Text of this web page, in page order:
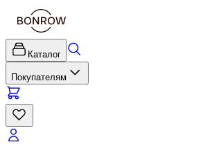
Каталог
Покупателям